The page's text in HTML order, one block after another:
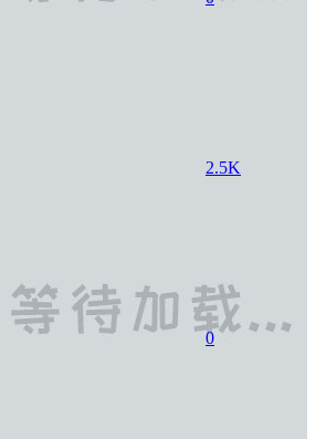
2.5K
0